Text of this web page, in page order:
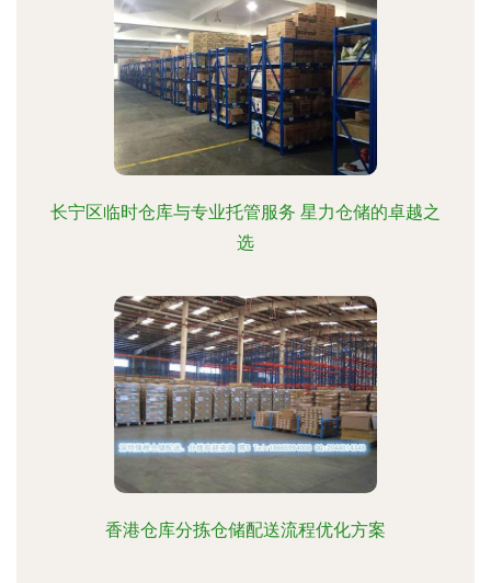
长宁区临时仓库与专业托管服务 星力仓储的卓越之
选
香港仓库分拣仓储配送流程优化方案